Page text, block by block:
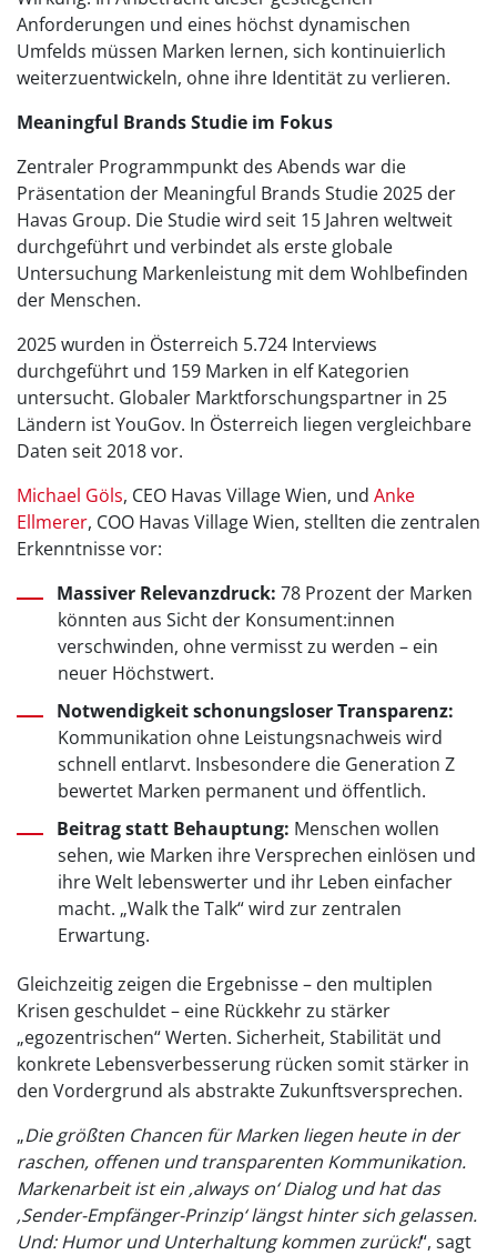
Anforderungen und eines höchst dynamischen
Umfelds müssen Marken lernen, sich kontinuierlich
weiterzuentwickeln, ohne ihre Identität zu verlieren.
Meaningful Brands Studie im Fokus
Zentraler Programmpunkt des Abends war die
Präsentation der Meaningful Brands Studie 2025 der
Havas Group. Die Studie wird seit 15 Jahren weltweit
durchgeführt und verbindet als erste globale
Untersuchung Markenleistung mit dem Wohlbefinden
der Menschen.
2025 wurden in Österreich 5.724 Interviews
durchgeführt und 159 Marken in elf Kategorien
untersucht. Globaler Marktforschungspartner in 25
Ländern ist YouGov. In Österreich liegen vergleichbare
Daten seit 2018 vor.
Michael Göls, CEO Havas Village Wien, und Anke
Ellmerer, COO Havas Village Wien, stellten die zentralen
Erkenntnisse vor:
Massiver Relevanzdruck: 78 Prozent der Marken
könnten aus Sicht der Konsument:innen
verschwinden, ohne vermisst zu werden – ein
neuer Höchstwert.
Notwendigkeit schonungsloser Transparenz:
Kommunikation ohne Leistungsnachweis wird
schnell entlarvt. Insbesondere die Generation Z
bewertet Marken permanent und öffentlich.
Beitrag statt Behauptung: Menschen wollen
sehen, wie Marken ihre Versprechen einlösen und
ihre Welt lebenswerter und ihr Leben einfacher
macht. „Walk the Talk“ wird zur zentralen
Erwartung.
Gleichzeitig zeigen die Ergebnisse – den multiplen
Krisen geschuldet – eine Rückkehr zu stärker
„egozentrischen“ Werten. Sicherheit, Stabilität und
konkrete Lebensverbesserung rücken somit stärker in
den Vordergrund als abstrakte Zukunftsversprechen.
„Die größten Chancen für Marken liegen heute in der
raschen, offenen und transparenten Kommunikation.
Markenarbeit ist ein ‚always on‘ Dialog und hat das
‚Sender-Empfänger-Prinzip‘ längst hinter sich gelassen.
Und: Humor und Unterhaltung kommen zurück!“, sagt